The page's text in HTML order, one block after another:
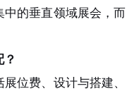
的垂直领域展会，而
位费、设计与搭建、